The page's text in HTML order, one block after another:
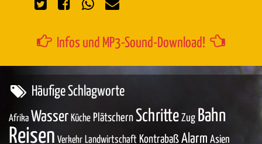
Infos und MP3-Sound-Download!
Häufige Schlagworte
Afrika Wasser Küche Plätschern Schritte Zug Bahn
Reisen Verkehr Landwirtschaft Kontrabaß Alarm Asien